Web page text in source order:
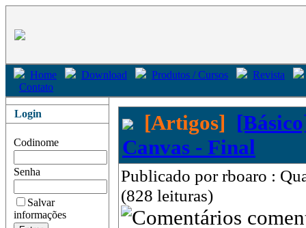
Home Download Produtos / Cursos
Revista
Contato
Login
Codinome
Senha
Salvar
informações
[Artigos]
Canvas - Final
Publicado por rboaro :
(828 leituras)